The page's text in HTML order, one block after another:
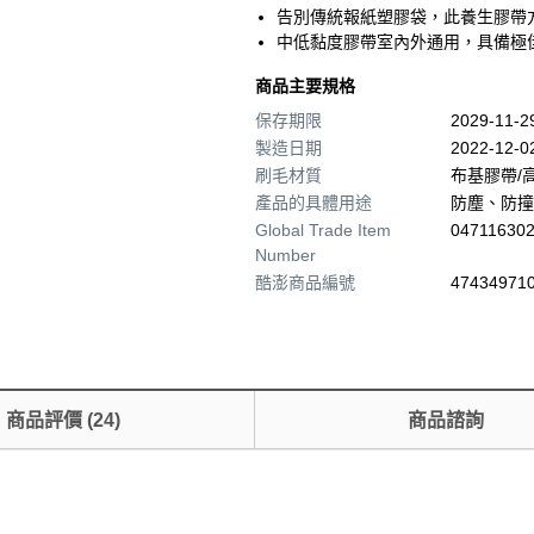
告別傳統報紙塑膠袋，此養生膠
中低黏度膠帶室內外通用，具備
商品主要規格
保存期限
2029-11-
製造日期
2022-12-
刷毛材質
布基膠帶/
產品的具體用途
防塵、防
Global Trade Item
Number
酷澎商品編號
商品評價 (24) 商品諮詢